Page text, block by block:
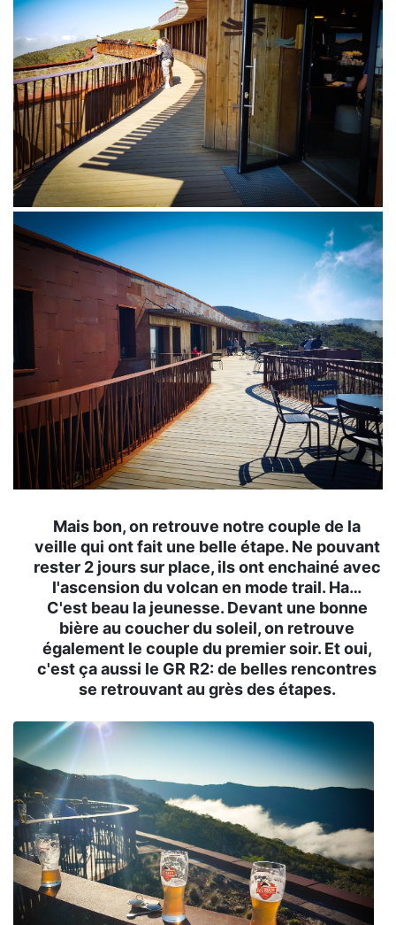
Mais bon, on retrouve notre couple de la
veille qui ont fait une belle étape. Ne pouvant
rester 2 jours sur place, ils ont enchainé avec
l'ascension du volcan en mode trail. Ha…
C'est beau la jeunesse. Devant une bonne
bière au coucher du soleil, on retrouve
également le couple du premier soir. Et oui,
c'est ça aussi le GR R2: de belles rencontres
se retrouvant au grès des étapes.